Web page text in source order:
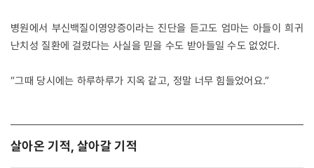
병원에서 부신백질이영양증이라는 진단을 듣고도 엄마는 아들이 희귀
난치성 질환에 걸렸다는 사실을 믿을 수도 받아들일 수도 없었다.
“그때 당시에는 하루하루가 지옥 같고, 정말 너무 힘들었어요.”
살아온 기적, 살아갈 기적